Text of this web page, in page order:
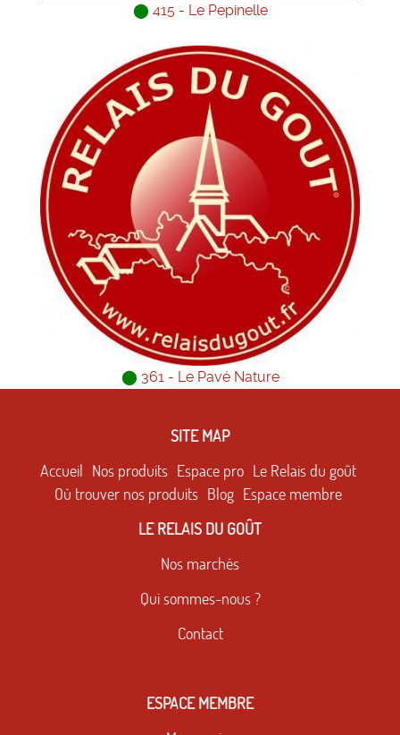
⬤ 415 - Le Pepinelle
⬤ 361 - Le Pavé Nature
SITE MAP
Accueil Nos produits Espace pro Le Relais du goût
Où trouver nos produits Blog Espace membre
LE RELAIS DU GOÛT
Nos marchés
Qui sommes-nous ?
Contact
ESPACE MEMBRE